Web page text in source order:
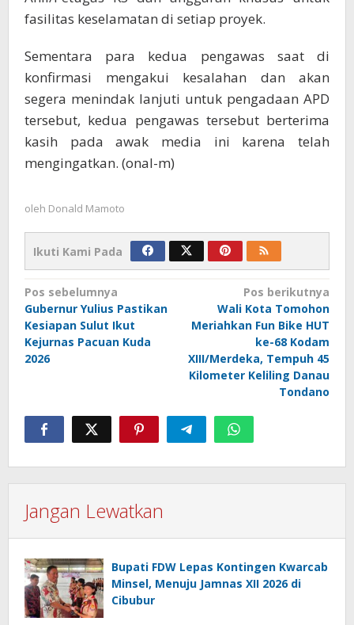
fasilitas keselamatan di setiap proyek.
Sementara para kedua pengawas saat di
konfirmasi mengakui kesalahan dan akan
segera menindak lanjuti untuk pengadaan APD
tersebut, kedua pengawas tersebut berterima
kasih pada awak media ini karena telah
mengingatkan. (onal-m)
oleh Donald Mamoto
Ikuti Kami Pada
Navigasi
pos
Pos sebelumnya
Gubernur Yulius Pastikan
Kesiapan Sulut Ikut
Kejurnas Pacuan Kuda
2026
Pos berikutnya
Wali Kota Tomohon
Meriahkan Fun Bike HUT
ke-68 Kodam
XIII/Merdeka, Tempuh 45
Kilometer Keliling Danau
Tondano
Jangan Lewatkan
Bupati FDW Lepas Kontingen Kwarcab
Minsel, Menuju Jamnas XII 2026 di
Cibubur